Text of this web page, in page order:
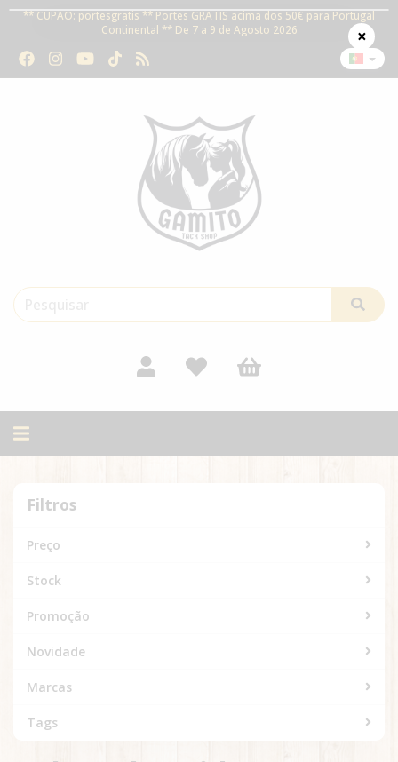
** CUPÃO: portesgratis ** Portes GRÁTIS acima dos 50€ para Portugal
Continental ** De 7 a 9 de Agosto 2026
Alternar
Filtros
Preço
Stock
Promoção
Novidade
Marcas
Tags
×